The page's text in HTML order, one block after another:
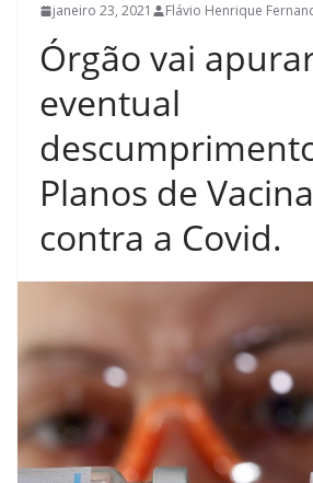
janeiro 23, 2021 Flávio Henrique
Órgão vai
eventual
Planos de
contra a Covid.